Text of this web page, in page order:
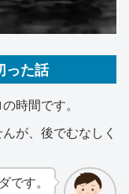
った話
時間です。
が、後でむなしく
です。